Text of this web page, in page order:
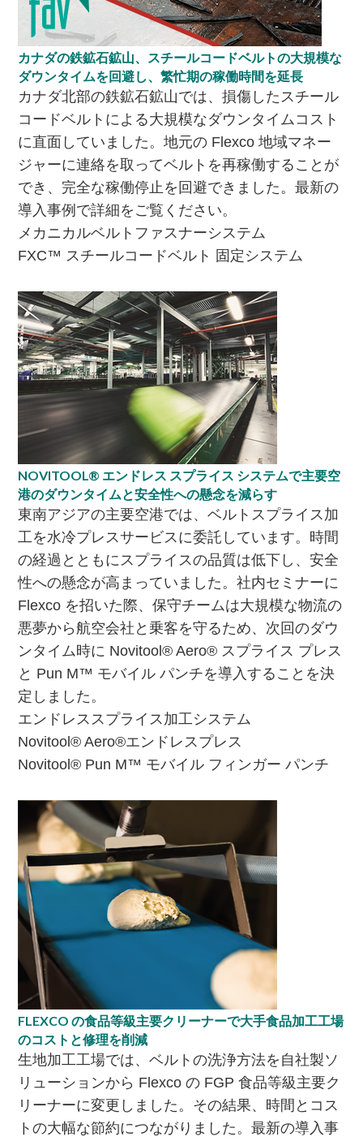
カナダの鉄鉱石鉱山、スチールコードベルトの大規模な
ダウンタイムを回避し、繁忙期の稼働時間を延長
カナダ北部の鉄鉱石鉱山では、損傷したスチール
コードベルトによる大規模なダウンタイムコスト
に直面していました。地元の Flexco 地域マネー
ジャーに連絡を取ってベルトを再稼働することが
でき、完全な稼働停止を回避できました。最新の
導入事例で詳細をご覧ください。
メカニカルベルトファスナーシステム
FXC™ スチールコードベルト 固定システム
NOVITOOL® エンドレス スプライス システムで主要空
港のダウンタイムと安全性への懸念を減らす
東南アジアの主要空港では、ベルトスプライス加
工を水冷プレスサービスに委託しています。時間
の経過とともにスプライスの品質は低下し、安全
性への懸念が高まっていました。社内セミナーに
Flexco を招いた際、保守チームは大規模な物流の
悪夢から航空会社と乗客を守るため、次回のダウ
ンタイム時に Novitool® Aero® スプライス プレス
と Pun M™ モバイル パンチを導入することを決
定しました。
エンドレススプライス加工システム
Novitool® Aero®エンドレスプレス
Novitool® Pun M™ モバイル フィンガー パンチ
FLEXCO の食品等級主要クリーナーで大手食品加工工場
のコストと修理を削減
生地加工工場では、ベルトの洗浄方法を自社製ソ
リューションから Flexco の FGP 食品等級主要ク
リーナーに変更しました。その結果、時間とコス
トの大幅な節約につながりました。最新の導入事